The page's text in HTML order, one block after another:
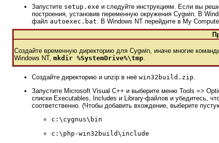
Запустите setup.exe и следуйте инструкциям. Если вы
построения, установив переменную окружения Cygwin. В
файл autoexec.bat. В Windows NT перейдите в My
Создайте временную директорию для Cygwin, иначе многие
Windows NT, mkdir %SystemDrive%\tmp
Создайте директорию и unzip в неё win32build.zip
Запустите Microsoft Visual C++ и выберите меню Tools =>
списки Executables, Includes и Library-файлов и убедитесь,
соответственно. (Чтобы добавить вхождение, выберите
c:\cygnus\bin
c:\php-win32build\include